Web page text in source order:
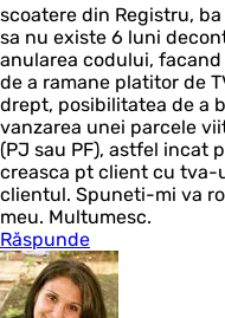
scoatere din Registru,
sa nu existe 6 luni
anularea codului,
de a ramane platitor de
drept, posibilitatea de a
vanzarea unei parcele
(PJ sau PF), astfel incat
creasca pt client cu tva-
clientul. Spuneti-mi va
meu. Multumesc.
Răspunde